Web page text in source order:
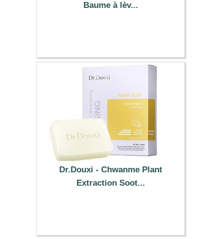
Baume à lèv...
Dr.Douxi - Chwanme Plant
Extraction Soot...